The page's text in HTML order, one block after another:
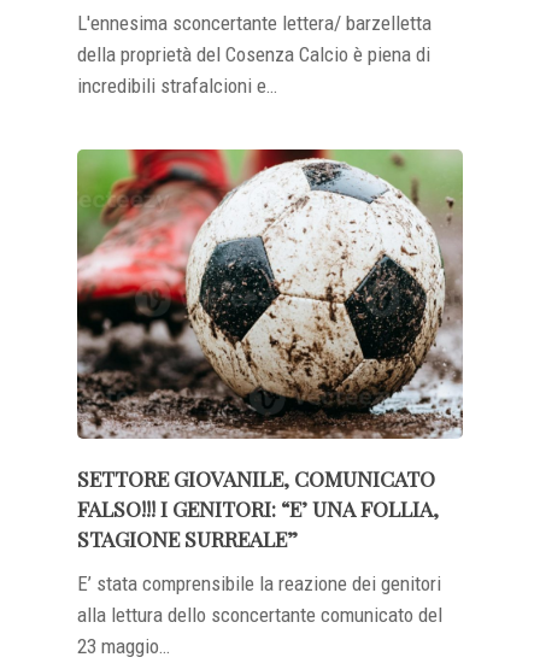
L'ennesima sconcertante lettera/ barzelletta
della proprietà del Cosenza Calcio è piena di
incredibili strafalcioni e…
SETTORE GIOVANILE, COMUNICATO
FALSO!!! I GENITORI: “E’ UNA FOLLIA,
STAGIONE SURREALE”
E’ stata comprensibile la reazione dei genitori
alla lettura dello sconcertante comunicato del
23 maggio…